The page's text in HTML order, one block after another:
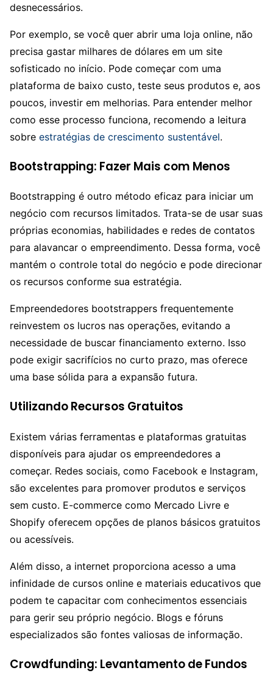
desnecessários.
Por exemplo, se você quer abrir uma loja online, não
precisa gastar milhares de dólares em um site
sofisticado no início. Pode começar com uma
plataforma de baixo custo, teste seus produtos e, aos
poucos, investir em melhorias. Para entender melhor
como esse processo funciona, recomendo a leitura
sobre estratégias de crescimento sustentável.
Bootstrapping: Fazer Mais com Menos
Bootstrapping é outro método eficaz para iniciar um
negócio com recursos limitados. Trata-se de usar suas
próprias economias, habilidades e redes de contatos
para alavancar o empreendimento. Dessa forma, você
mantém o controle total do negócio e pode direcionar
os recursos conforme sua estratégia.
Empreendedores bootstrappers frequentemente
reinvestem os lucros nas operações, evitando a
necessidade de buscar financiamento externo. Isso
pode exigir sacrifícios no curto prazo, mas oferece
uma base sólida para a expansão futura.
Utilizando Recursos Gratuitos
Existem várias ferramentas e plataformas gratuitas
disponíveis para ajudar os empreendedores a
começar. Redes sociais, como Facebook e Instagram,
são excelentes para promover produtos e serviços
sem custo. E-commerce como Mercado Livre e
Shopify oferecem opções de planos básicos gratuitos
ou acessíveis.
Além disso, a internet proporciona acesso a uma
infinidade de cursos online e materiais educativos que
podem te capacitar com conhecimentos essenciais
para gerir seu próprio negócio. Blogs e fóruns
especializados são fontes valiosas de informação.
Crowdfunding: Levantamento de Fundos